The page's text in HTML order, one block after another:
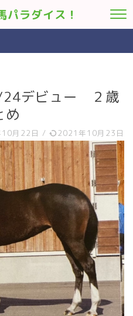
パラダイス！
24デビュー ２歳
め
月22日 / 2021年10月23日